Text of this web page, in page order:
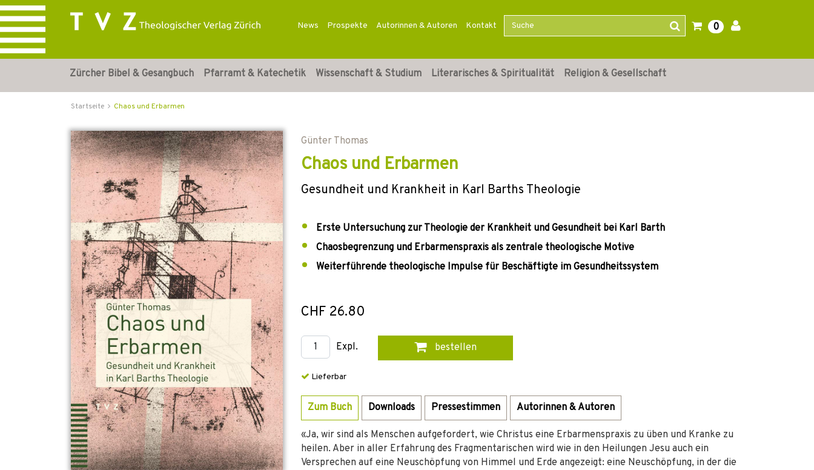
News Prospekte Autorinnen & Autoren Kontakt 0
Zürcher Bibel & Gesangbuch Pfarramt & Katechetik Wissenschaft & Studium Literarisches & Spiritualität Religion & Gesellschaft
Startseite Chaos und Erbarmen
Günter Thomas
Chaos und Erbarmen
Gesundheit und Krankheit in Karl Barths Theologie
Erste Untersuchung zur Theologie der Krankheit und Gesundheit bei Karl Barth
Chaosbegrenzung und Erbarmenspraxis als zentrale theologische Motive
Weiterführende theologische Impulse für Beschäftigte im Gesundheitssystem
CHF 26.80
Expl. bestellen
Lieferbar
Zum Buch Downloads Pressestimmen Autorinnen & Autoren
«Ja, wir sind als Menschen aufgefordert, wie Christus eine Erbarmenspraxis zu üben und Kranke zu
heilen. Aber in aller Erfahrung des Fragmentarischen wird wie in den Heilungen Jesu auch ein
Versprechen auf eine Neuschöpfung von Himmel und Erde angezeigt: eine Neuschöpfung, in der die